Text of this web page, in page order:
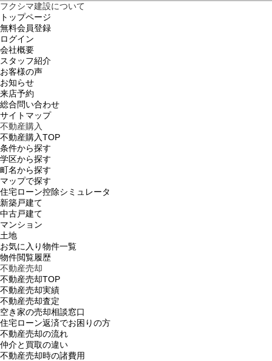
フクシマ建設について
トップページ
無料会員登録
ログイン
会社概要
スタッフ紹介
お客様の声
お知らせ
来店予約
総合問い合わせ
サイトマップ
不動産購入
不動産購入TOP
条件から探す
学区から探す
町名から探す
マップで探す
住宅ローン控除シミュレータ
新築戸建て
中古戸建て
マンション
土地
お気に入り物件一覧
物件閲覧履歴
不動産売却
不動産売却TOP
不動産売却実績
不動産売却査定
空き家の売却相談窓口
住宅ローン返済でお困りの方
不動産売却の流れ
仲介と買取の違い
不動産売却時の諸費用